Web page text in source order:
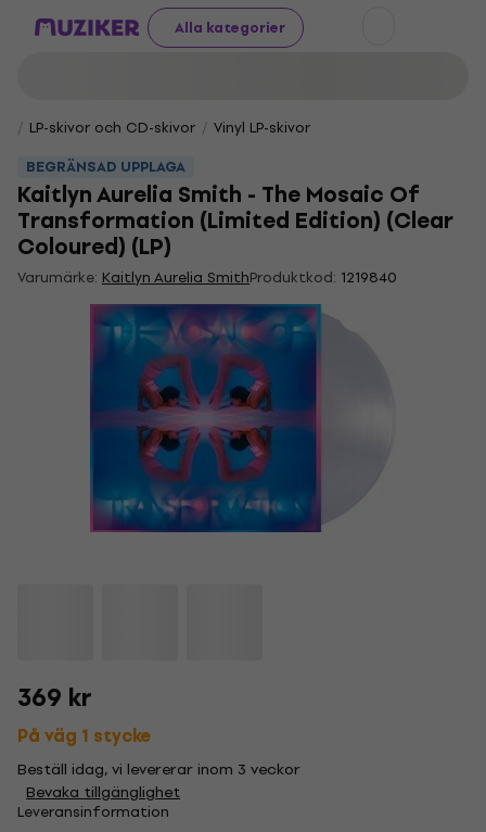
Alla kategorier
LP-skivor och CD-skivor
Vinyl LP-skivor
BEGRÄNSAD UPPLAGA
Kaitlyn Aurelia Smith - The Mosaic Of
Transformation (Limited Edition) (Clear
Coloured) (LP)
Varumärke: Kaitlyn Aurelia SmithProduktkod: 1219840
369 kr
På väg 1 stycke
Beställ idag, vi levererar inom 3 veckor
Bevaka tillgänglighet
Leveransinformation